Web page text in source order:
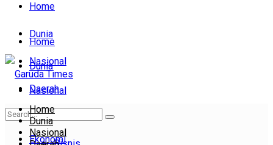
Home
Dunia
Nasional
Daerah
Ekonomi
Home
Dunia
Nasional
Daerah
Ekonomi
Home
Dunia
Nasional